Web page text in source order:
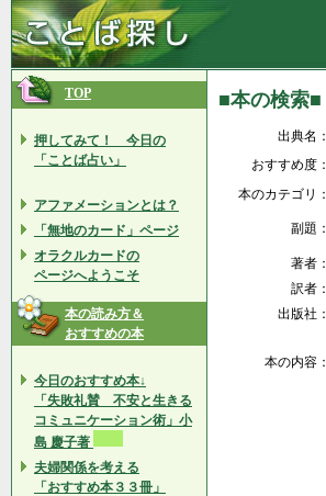
TOP
押してみて！ 今日の
「ことば占い」
アファメーションとは？
「無地のカード」ページ
オラクルカードの
ページへようこそ
本の読み方＆
おすすめの本
今日のおすすめ本↓
「失敗礼賛 不安と生きる
コミュニケーション術」小
島 慶子著
夫婦関係を考える
「おすすめ本３３冊」
■本の検索■
出典名：
おすすめ度：
本のカテゴリ：
副題：
著者：
訳者：
出版社：
本の内容：